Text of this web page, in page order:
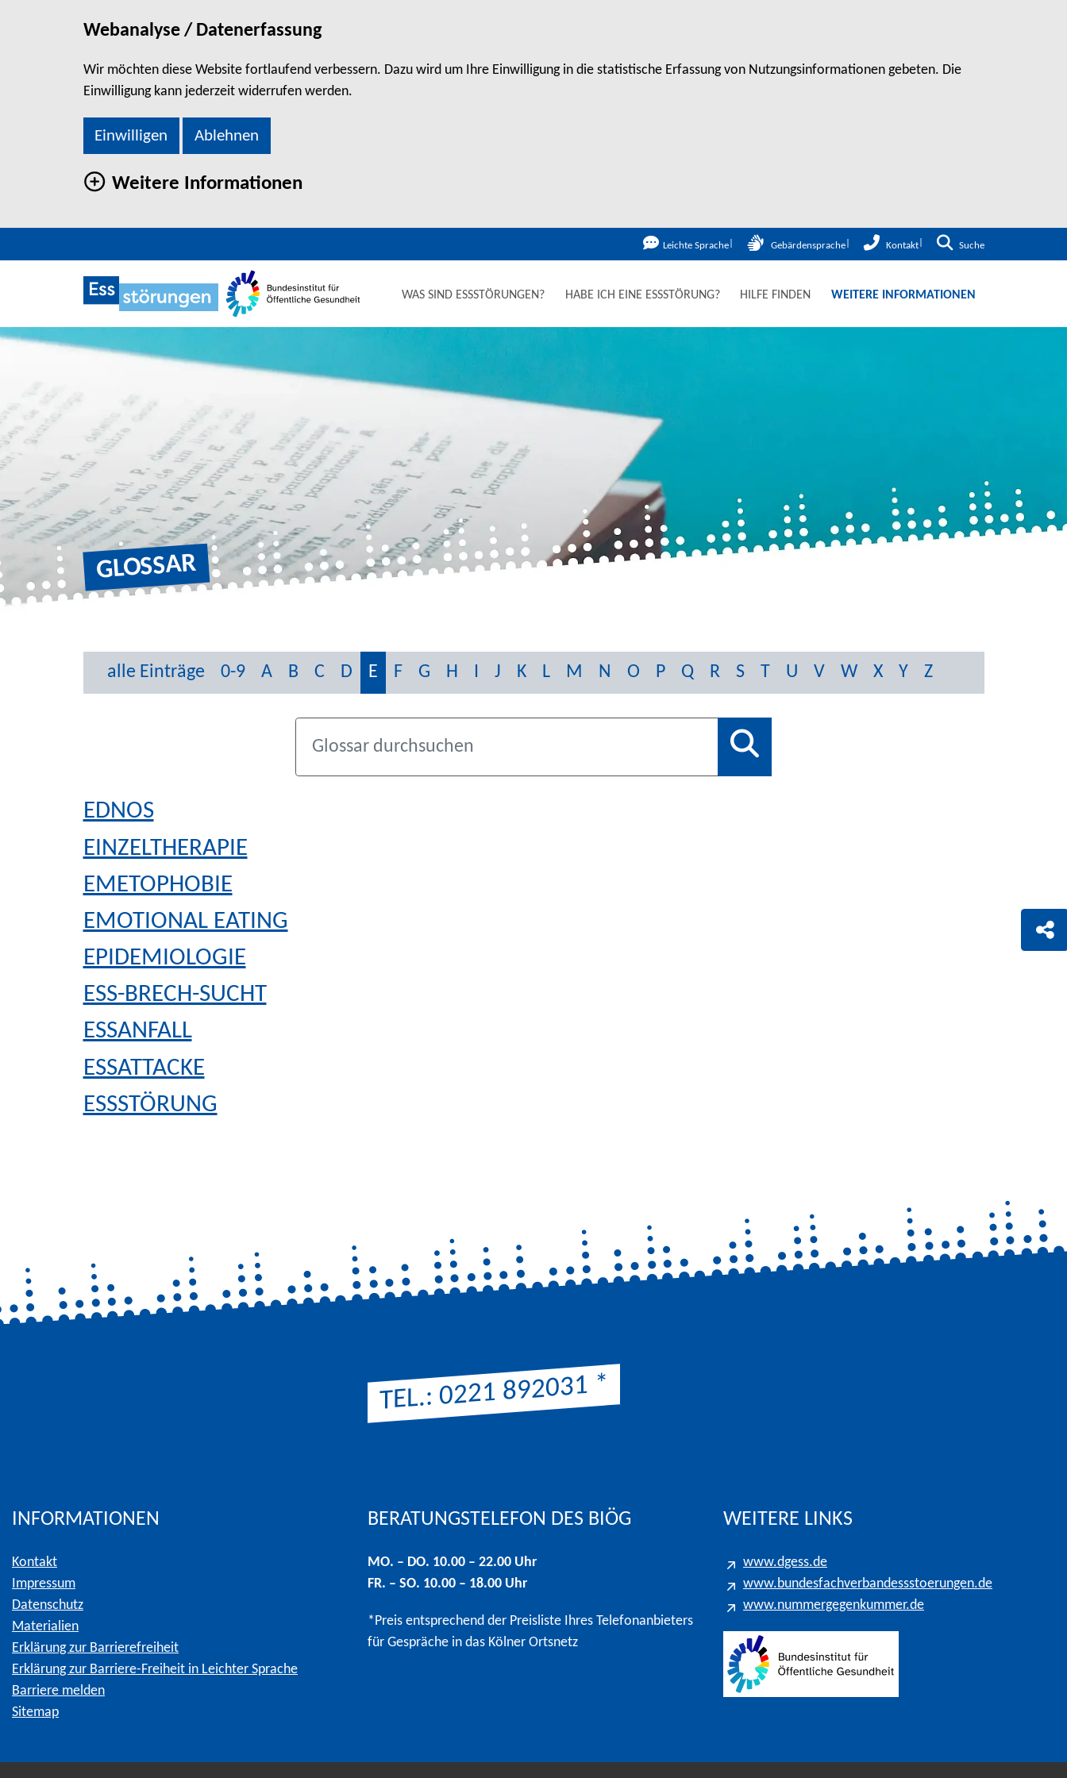
Webanalyse / Datenerfassung
Wir möchten diese Website fortlaufend verbessern. Dazu wird um Ihre Einwilligung in die statistische Erfassung von Nutzungsinformationen gebeten. Die
Einwilligung kann jederzeit widerrufen werden.
Einwilligen Ablehnen
Weitere Informationen
Leichte Sprache Gebärdensprache Kontakt Zur Suche
Suche
WAS SIND ESSSTÖRUNGEN? HABE ICH EINE ESSSTÖRUNG? HILFE FINDEN WEITERE INFORMATIONEN
GLOSSAR - BUCHSTABE E
Zu den Social Media Links
GLOSSAR
alle Einträge 0-9 A B C D E F G H I J K L M N O P Q R S T U V W X Y Z
EDNOS
EINZELTHERAPIE
EMETOPHOBIE
EMOTIONAL EATING
EPIDEMIOLOGIE
ESS-BRECH-SUCHT
ESSANFALL
ESSATTACKE
ESSSTÖRUNG
INFORMATIONEN
Kontakt
Impressum
Datenschutz
Materialien
Erklärung zur Barrierefreiheit
Erklärung zur Barriere-Freiheit in Leichter Sprache
Barriere melden
Sitemap
TEL.: 0221 892031*
BERATUNGSTELEFON DES BIÖG
MO. – DO. 10.00 – 22.00 Uhr
FR. – SO. 10.00 – 18.00 Uhr
*Preis entsprechend der Preisliste Ihres Telefonanbieters
für Gespräche in das Kölner Ortsnetz
WEITERE LINKS
www.dgess.de
www.bundesfachverbandessstoerungen.de
www.nummergegenkummer.de